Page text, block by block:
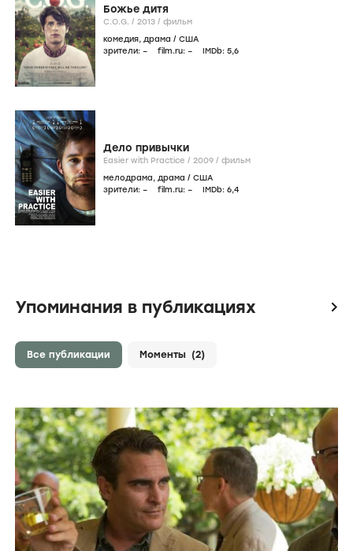
Божье дитя
C.O.G. / 2013 / фильм
комедия, драма / США
зрители: – film.ru: – IMDb: 5,6
Дело привычки
Easier with Practice / 2009 / фильм
мелодрама, драма / США
зрители: – film.ru: – IMDb: 6,4
Упоминания в публикациях icon
Все публикации Моменты (2)